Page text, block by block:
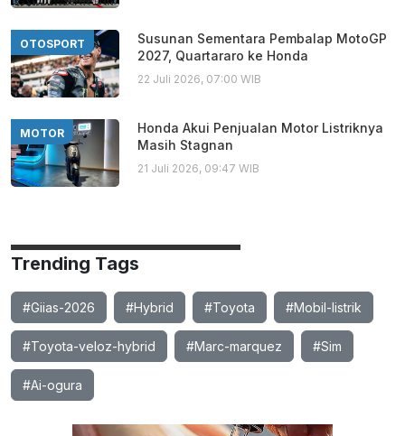
OTOSPORT
Susunan Sementara Pembalap MotoGP
2027, Quartararo ke Honda
22 Juli 2026, 07:00 WIB
MOTOR
Honda Akui Penjualan Motor Listriknya
Masih Stagnan
21 Juli 2026, 09:47 WIB
Trending Tags
#Giias-2026 #Hybrid #Toyota #Mobil-listrik
#Toyota-veloz-hybrid #Marc-marquez #Sim
#Ai-ogura